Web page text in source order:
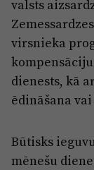
valsts
virsnieka
dienests, kā
ēdināšana
Būtisks
mēnešu